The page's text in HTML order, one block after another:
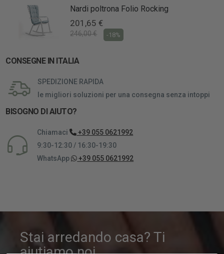
Nardi poltrona Folio Rocking
201,65 €
246,00 € -18%
CONSEGNE IN ITALIA
SPEDIZIONE RAPIDA
le migliori soluzioni per una consegna senza intoppi
BISOGNO DI AIUTO?
Chiamaci
+39 055 0621992
9:30-12:30 / 16:30-19:30
WhatsApp
+39 055 0621992
Stai arredando casa? Ti